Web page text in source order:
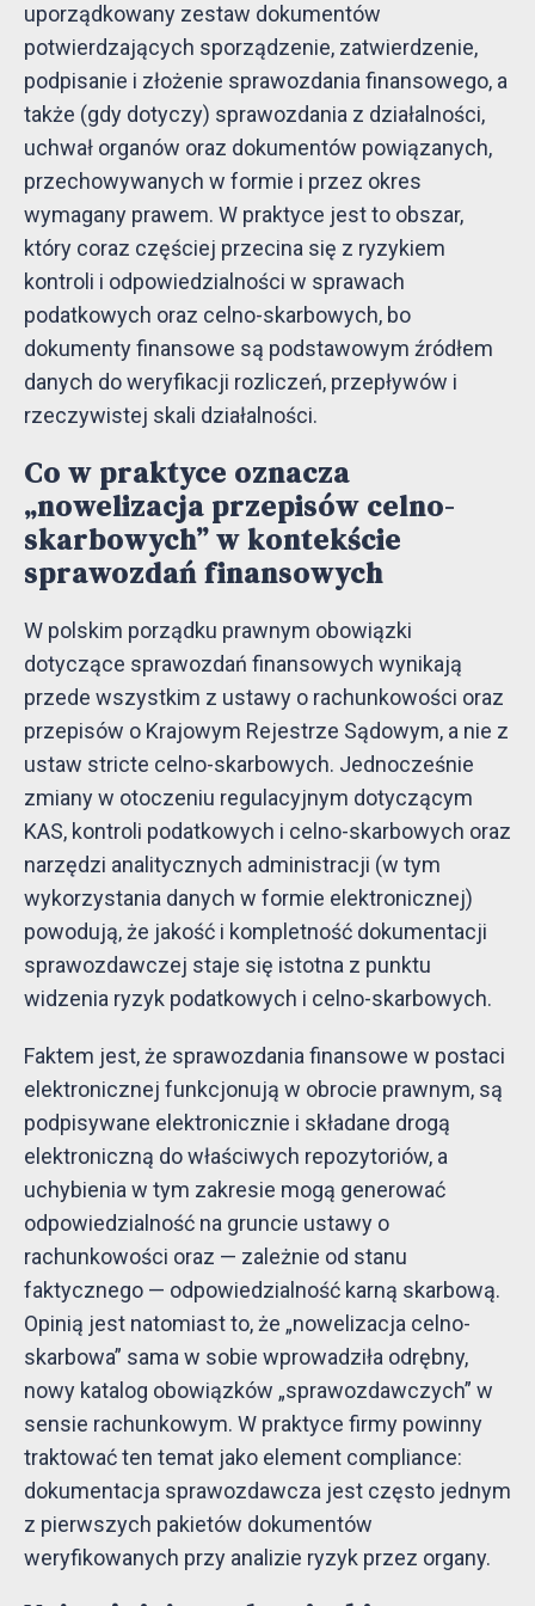
uporządkowany zestaw dokumentów
potwierdzających sporządzenie, zatwierdzenie,
podpisanie i złożenie sprawozdania finansowego, a
także (gdy dotyczy) sprawozdania z działalności,
uchwał organów oraz dokumentów powiązanych,
przechowywanych w formie i przez okres
wymagany prawem. W praktyce jest to obszar,
który coraz częściej przecina się z ryzykiem
kontroli i odpowiedzialności w sprawach
podatkowych oraz celno-skarbowych, bo
dokumenty finansowe są podstawowym źródłem
danych do weryfikacji rozliczeń, przepływów i
rzeczywistej skali działalności.
Co w praktyce oznacza
„nowelizacja przepisów celno-
skarbowych” w kontekście
sprawozdań finansowych
W polskim porządku prawnym obowiązki
dotyczące sprawozdań finansowych wynikają
przede wszystkim z ustawy o rachunkowości oraz
przepisów o Krajowym Rejestrze Sądowym, a nie z
ustaw stricte celno-skarbowych. Jednocześnie
zmiany w otoczeniu regulacyjnym dotyczącym
KAS, kontroli podatkowych i celno-skarbowych oraz
narzędzi analitycznych administracji (w tym
wykorzystania danych w formie elektronicznej)
powodują, że jakość i kompletność dokumentacji
sprawozdawczej staje się istotna z punktu
widzenia ryzyk podatkowych i celno-skarbowych.
Faktem jest, że sprawozdania finansowe w postaci
elektronicznej funkcjonują w obrocie prawnym, są
podpisywane elektronicznie i składane drogą
elektroniczną do właściwych repozytoriów, a
uchybienia w tym zakresie mogą generować
odpowiedzialność na gruncie ustawy o
rachunkowości oraz — zależnie od stanu
faktycznego — odpowiedzialność karną skarbową.
Opinią jest natomiast to, że „nowelizacja celno-
skarbowa” sama w sobie wprowadziła odrębny,
nowy katalog obowiązków „sprawozdawczych” w
sensie rachunkowym. W praktyce firmy powinny
traktować ten temat jako element compliance:
dokumentacja sprawozdawcza jest często jednym
z pierwszych pakietów dokumentów
weryfikowanych przy analizie ryzyk przez organy.